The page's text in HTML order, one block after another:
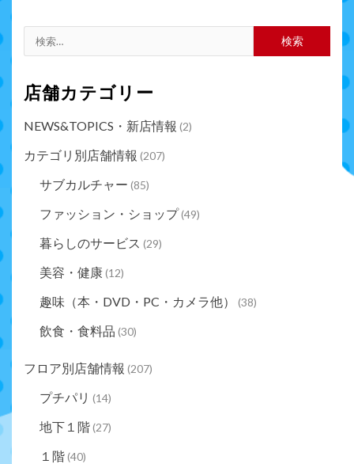
索:
店舗カテゴリー
NEWS&TOPICS・新店情報 (2)
カテゴリ別店舗情報 (207)
サブカルチャー (85)
ファッション・ショップ(49)
暮らしのサービス (29)
美容・健康(12)
趣味（本・DVD・PC・カメラ他） (38)
飲食・食料品 (30)
フロア別店舗情報 (207)
プチパリ (14)
地下１階(27)
１階(40)